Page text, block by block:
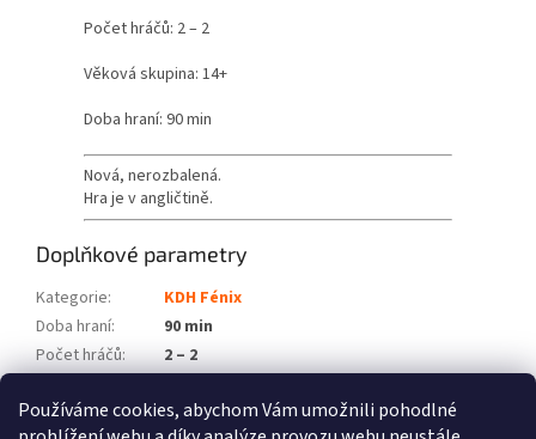
Používáme cookies, abychom Vám umožnili pohodlné
Počet hráčů: 2 – 2
Věková skupina: 14+
Doba hraní: 90 min
Nová, nerozbalená.
Hra je v angličtině.
Doplňkové parametry
Kategorie:
KDH Fénix
Doba hraní:
90 min
Počet hráčů:
2 – 2
Položka byla vyprodána…